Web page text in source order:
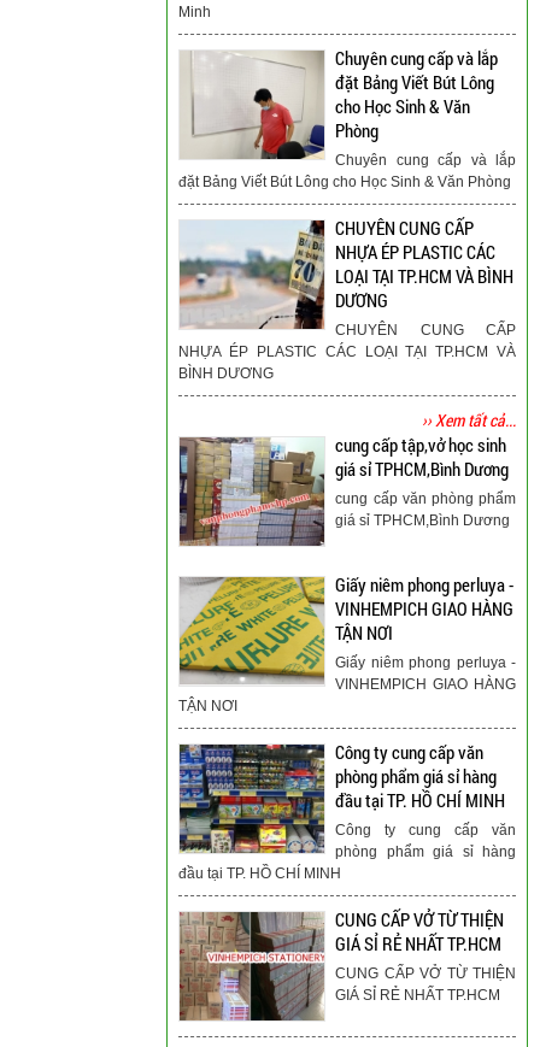
Minh
Chuyên cung cấp và lắp
đặt Bảng Viết Bút Lông
cho Học Sinh & Văn
Phòng
Chuyên cung cấp và lắp
đặt Bảng Viết Bút Lông cho Học Sinh & Văn Phòng
CHUYÊN CUNG CẤP
NHỰA ÉP PLASTIC CÁC
LOẠI TẠI TP.HCM VÀ BÌNH
DƯƠNG
CHUYÊN CUNG CẤP
NHỰA ÉP PLASTIC CÁC LOẠI TẠI TP.HCM VÀ
BÌNH DƯƠNG
›› Xem tất cả...
cung cấp tập,vở học sinh
giá sỉ TPHCM,Bình Dương
cung cấp văn phòng phẩm
giá sỉ TPHCM,Bình Dương
Giấy niêm phong perluya -
VINHEMPICH GIAO HÀNG
TẬN NƠI
Giấy niêm phong perluya -
VINHEMPICH GIAO HÀNG
TẬN NƠI
Công ty cung cấp văn
phòng phẩm giá sỉ hàng
đầu tại TP. HỒ CHÍ MINH
Công ty cung cấp văn
phòng phẩm giá sỉ hàng
đầu tại TP. HỒ CHÍ MINH
CUNG CẤP VỞ TỪ THIỆN
GIÁ SỈ RẺ NHẤT TP.HCM
CUNG CẤP VỞ TỪ THIỆN
GIÁ SỈ RẺ NHẤT TP.HCM